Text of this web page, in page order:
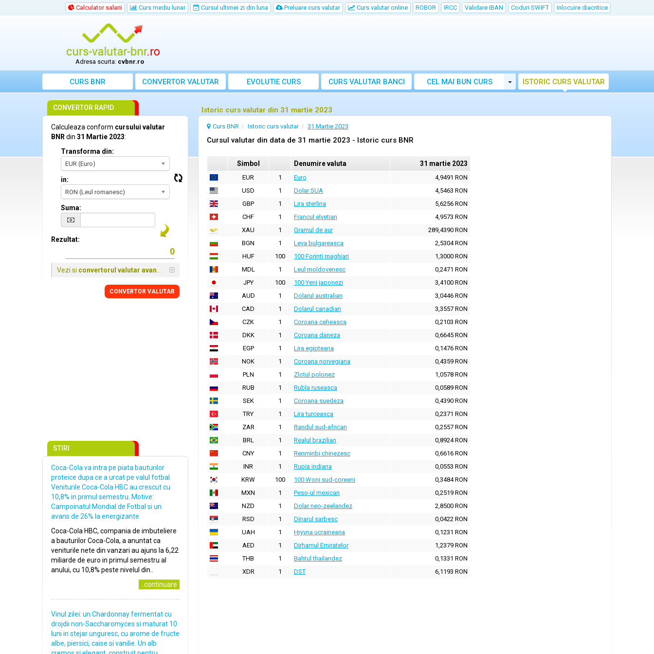
Calculator salarii Curs mediu lunar Cursul ultimei zi din luna Preluare curs valutar Curs valutar online ROBOR IRCC Validare IBAN Coduri SWIFT Inlocuire diacritice
Adresa scurta: cvbnr.ro
CURS BNR CONVERTOR VALUTAR EVOLUTIE CURS CURS VALUTAR BANCI CEL MAI BUN CURS Toggle Dropdown
ISTORIC CURS VALUTAR
Istoric curs valutar din 31 martie 2023
Curs BNR Istoric curs valutar 31 Martie 2023
Cursul valutar din data de 31 martie 2023 - Istoric curs BNR
Simbol Denumire valuta 31 martie 2023
EUR 1 Euro
4,9491 RON
USD
1 Dolar SUA
4,5463 RON
GBP
1 Lira sterlina
5,6256 RON
CHF
1 Francul elvetian
4,9573 RON
XAU
1 Gramul de aur
289,4390 RON
BGN
1 Leva bulgareasca
2,5304 RON
HUF
100 100 Forinti maghiari
1,3000 RON
MDL
1 Leul moldovenesc
0,2471 RON
JPY
100 100 Yeni japonezi
3,4100 RON
AUD
1 Dolarul australian
3,0446 RON
CAD
1 Dolarul canadian
3,3557 RON
CZK
1 Coroana ceheasca
0,2103 RON
DKK
1 Coroana daneza
0,6645 RON
EGP
1 Lira egipteana
0,1476 RON
NOK
1 Coroana norvegiana
0,4359 RON
PLN
1 Zlotul polonez
1,0578 RON
RUB
1 Rubla ruseasca
0,0589 RON
SEK
1 Coroana suedeza
0,4390 RON
TRY
1 Lira turceasca
0,2371 RON
ZAR
1 Randul sud-african
0,2557 RON
BRL
1 Realul brazilian
0,8924 RON
CNY
1 Renminbi chinezesc
0,6616 RON
INR
1 Rupia indiana
0,0553 RON
KRW
100 100 Woni sud-coreeni
0,3484 RON
MXN
1 Peso-ul mexican
0,2519 RON
NZD
1 Dolar neo-zeelandez
2,8500 RON
RSD
1 Dinarul sarbesc
0,0422 RON
UAH
1 Hryvna ucraineana
0,1231 RON
AED
1 Dirhamul Emiratelor
1,2379 RON
THB
1 Bahtul thailandez
0,1331 RON
XDR
1 DST 6,1193 RON
CONVERTOR RAPID
Calculeaza conform cursului valutar
BNR din 31 Martie 2023:
Transforma din:
EUR (Euro)
in:
RON (Leul romanesc)
Suma:
Rezultat:
Vezi si convertorul valutar avansat
CONVERTOR VALUTAR
STIRI
Coca-Cola va intra pe piata bauturilor
proteice dupa ce a urcat pe valul fotbal.
Veniturile Coca-Cola HBC au crescut cu
10,8% in primul semestru. Motive:
Campoinatul Mondial de Fotbal si un
avans de 26% la energizante
Coca-Cola HBC, compania de imbuteliere
a bauturilor Coca-Cola, a anuntat ca
veniturile nete din vanzari au ajuns la 6,22
miliarde de euro in primul semestru al
anului, cu 10,8% peste nivelul din..
..continuare
Vinul zilei: un Chardonnay fermentat cu
drojdii non-Saccharomyces si maturat 10
luni in stejar unguresc, cu arome de fructe
albe, piersici, caise si vanilie. Un alb